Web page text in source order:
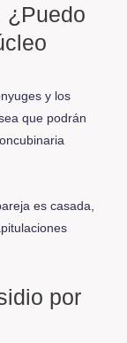
¿Puedo
y los
que podrán
es casada,
por